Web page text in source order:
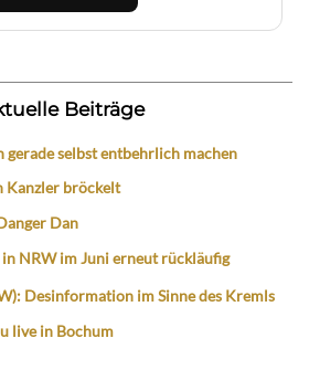
Beiträge
gerade selbst entbehrlich machen
Kanzler bröckelt
Dan
NRW im Juni erneut rückläufig
Desinformation im Sinne des Kremls
live in Bochum